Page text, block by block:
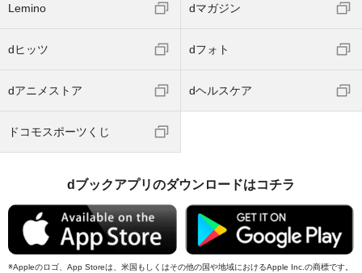
Lemino dマガジン
dヒッツ dフォト
dアニメストア dヘルスケア
ドコモスポーツくじ
dブックアプリのダウンロードはコチラ
Appleのロゴ、App Storeは、米国もしくはその他の国や地域におけるApple Inc.の商標です。